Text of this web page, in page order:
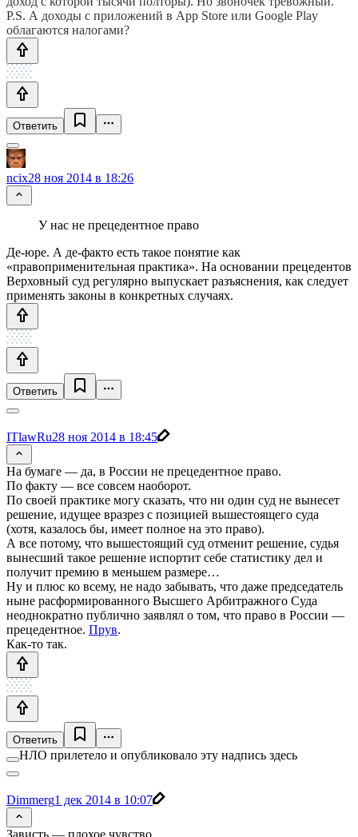
P.S. А доходы с приложений в App Store или Google Play
облагаются налогами?
Ответить
ncix28 ноя 2014 в 18:26
У нас не прецедентное право
Де-юре. А де-факто есть такое понятие как
«правоприменительная практика». На основании прецедентов
Верховный суд регулярно выпускает разъяснения, как следует
применять законы в конкретных случаях.
Ответить
ITlawRu28 ноя 2014 в 18:45
На бумаге — да, в России не прецедентное право.
По факту — все совсем наоборот.
По своей практике могу сказать, что ни один суд не вынесет
решение, идущее вразрез с позицией вышестоящего суда
(хотя, казалось бы, имеет полное на это право).
А все потому, что вышестоящий суд отменит решение, судья
вынесший такое решение испортит себе статистику дел и
получит премию в меньшем размере…
Ну и плюс ко всему, не надо забывать, что даже председатель
ныне расформированного Высшего Арбитражного Суда
неоднократно публично заявлял о том, что право в России —
прецедентное. Прув.
Как-то так.
Ответить
НЛО прилетело и опубликовало эту надпись здесь
Dimmerg1 дек 2014 в 10:07
Зависть — плохое чувство